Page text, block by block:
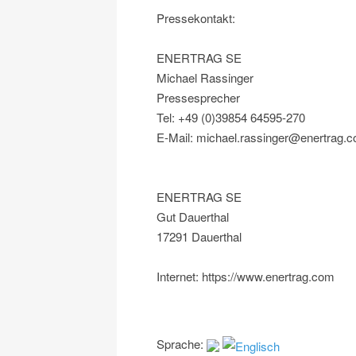
Pressekontakt:
ENERTRAG SE
Michael Rassinger
Pressesprecher
Tel: +49 (0)39854 64595-270
E-Mail:
ENERTRAG SE
Gut Dauerthal
17291 Dauerthal
Internet: https://www.enertrag.com
Sprache: